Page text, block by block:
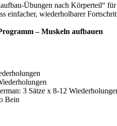
Übungen nach Körperteil“
einfacher, wiederholbarer
– Muskeln aufbauen
3 Sätze x 8-12
Bein